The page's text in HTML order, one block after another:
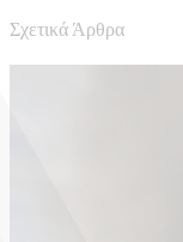
Σχετικά Άρθρα